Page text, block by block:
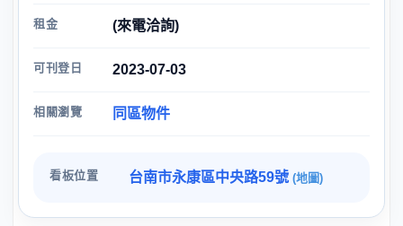
租金 (來電洽詢)
可刊登日 2023-07-03
相關瀏覽 同區物件
看板位置 台南市永康區中央路59號 (地圖)